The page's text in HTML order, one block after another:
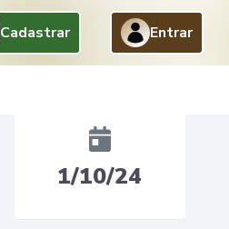
Cadastrar Entrar
1/10/24